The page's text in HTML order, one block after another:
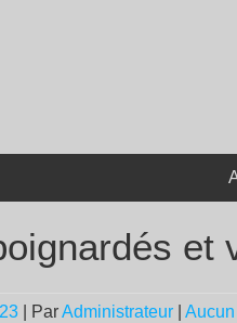
et
| ParAdministrateur